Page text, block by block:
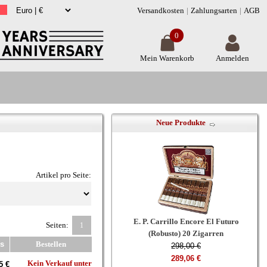
Versandkosten Zahlungsarten AGB
Anmelden
Mein Warenkorb
0
Artikel pro Seite:
Seiten: 1
Bestellen
€ Kein Verkauf unter
Neue Produkte
E. P. Carrillo Encore El Futuro
(Robusto) 20 Zigarren
298,00 €
289,06 €